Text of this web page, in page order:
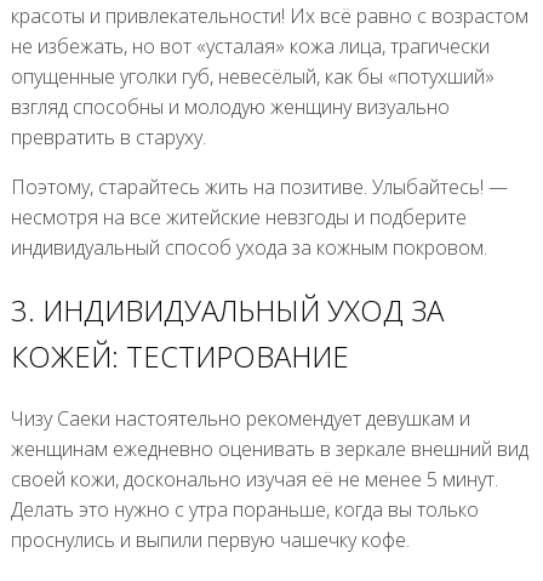
красоты и привлекательности! Их всё равно с возрастом
не избежать, но вот «усталая» кожа лица, трагически
опущенные уголки губ, невесёлый, как бы «потухший»
взгляд способны и молодую женщину визуально
превратить в старуху.
Поэтому, старайтесь жить на позитиве. Улыбайтесь! —
несмотря на все житейские невзгоды и подберите
индивидуальный способ ухода за кожным покровом.
3. ИНДИВИДУАЛЬНЫЙ УХОД ЗА
КОЖЕЙ: ТЕСТИРОВАНИЕ
Чизу Саеки настоятельно рекомендует девушкам и
женщинам ежедневно оценивать в зеркале внешний вид
своей кожи, досконально изучая её не менее 5 минут.
Делать это нужно с утра пораньше, когда вы только
проснулись и выпили первую чашечку кофе.